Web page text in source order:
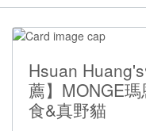
Hsuan
薦】MONGE
食&真野貓